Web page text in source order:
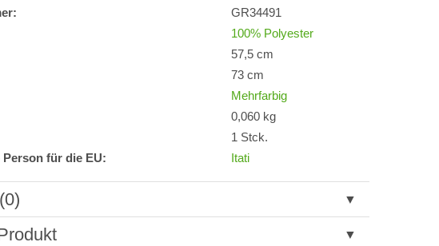
GR34491
100% Polyester
57,5 cm
73 cm
Mehrfarbig
0,060 kg
1 Stck.
für die EU:
Itati